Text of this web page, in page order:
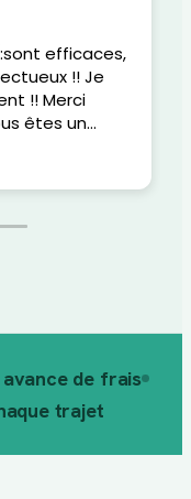
efficaces,
!! Je
!! Merci
êtes un
et
!!
au
de frais
trajet